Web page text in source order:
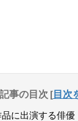
事の目次 [目次
に出演する俳優